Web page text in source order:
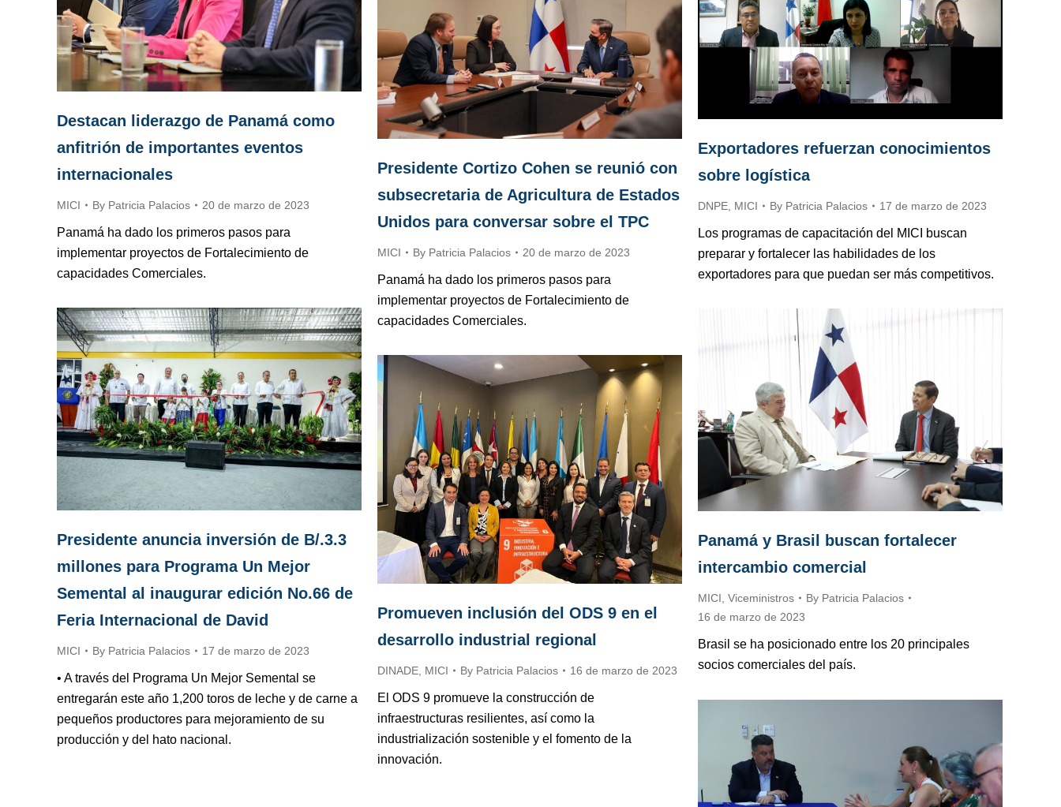
Destacan liderazgo de Panamá como
anfitrión de importantes eventos
internacionales
MICI By Patricia Palacios 20 de marzo de 2023
Panamá ha dado los primeros pasos para
implementar proyectos de Fortalecimiento de
capacidades Comerciales.
Presidente Cortizo Cohen se reunió con
subsecretaria de Agricultura de Estados
Unidos para conversar sobre el TPC
MICI By Patricia Palacios 20 de marzo de 2023
Panamá ha dado los primeros pasos para
implementar proyectos de Fortalecimiento de
capacidades Comerciales.
Exportadores refuerzan conocimientos
sobre logística
DNPE MICI By Patricia Palacios 17 de marzo de 2023
Los programas de capacitación del MICI buscan
preparar y fortalecer las habilidades de los
exportadores para que puedan ser más competitivos.
Presidente anuncia inversión de B/.3.3
millones para Programa Un Mejor
Semental al inaugurar edición No.66 de
Feria Internacional de David
MICI By Patricia Palacios 17 de marzo de 2023
• A través del Programa Un Mejor Semental se
entregarán este año 1,200 toros de leche y de carne a
pequeños productores para mejoramiento de su
producción y del hato nacional.
Panamá y Brasil buscan fortalecer
intercambio comercial
MICI Viceministros By Patricia Palacios
16 de marzo de 2023
Brasil se ha posicionado entre los 20 principales
socios comerciales del país.
Promueven inclusión del ODS 9 en el
desarrollo industrial regional
DINADE MICI By Patricia Palacios 16 de marzo de 2023
El ODS 9 promueve la construcción de
infraestructuras resilientes, así como la
industrialización sostenible y el fomento de la
innovación.